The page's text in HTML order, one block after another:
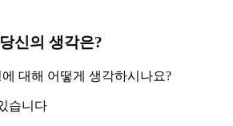
신의 생각은?
대해 어떻게 생각하시나요?
습니다